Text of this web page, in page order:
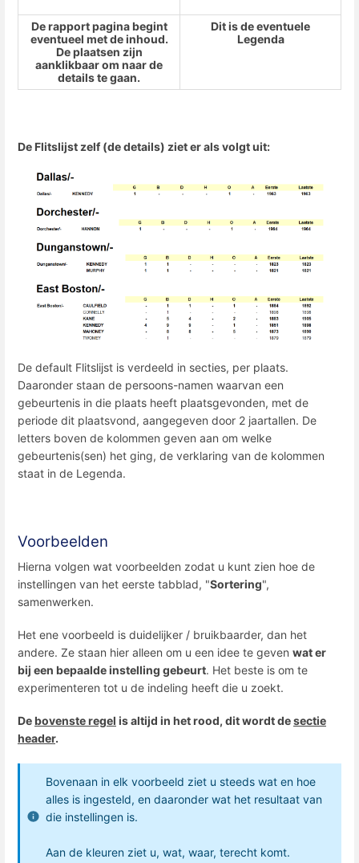
De rapport pagina begint
eventueel met de inhoud.
De plaatsen zijn
aanklikbaar om naar de
details te gaan.
Dit is de eventuele
Legenda
De Flitslijst zelf (de details) ziet er als volgt uit:
De default Flitslijst is verdeeld in secties, per plaats.
Daaronder staan de persoons-namen waarvan een
gebeurtenis in die plaats heeft plaatsgevonden, met de
periode dit plaatsvond, aangegeven door 2 jaartallen. De
letters boven de kolommen geven aan om welke
gebeurtenis(sen) het ging, de verklaring van de kolommen
staat in de Legenda.
Voorbeelden
Hierna volgen wat voorbeelden zodat u kunt zien hoe de
instellingen van het eerste tabblad, "Sortering",
samenwerken.
Het ene voorbeeld is duidelijker / bruikbaarder, dan het
andere. Ze staan hier alleen om u een idee te geven wat er
bij een bepaalde instelling gebeurt. Het beste is om te
experimenteren tot u de indeling heeft die u zoekt.
De bovenste regel is altijd in het rood, dit wordt desectie
header.
Bovenaan in elk voorbeeld ziet u steeds wat en hoe
alles is ingesteld, en daaronder wat het resultaat van
die instellingen is.
Aan de kleuren ziet u, wat, waar, terecht komt.